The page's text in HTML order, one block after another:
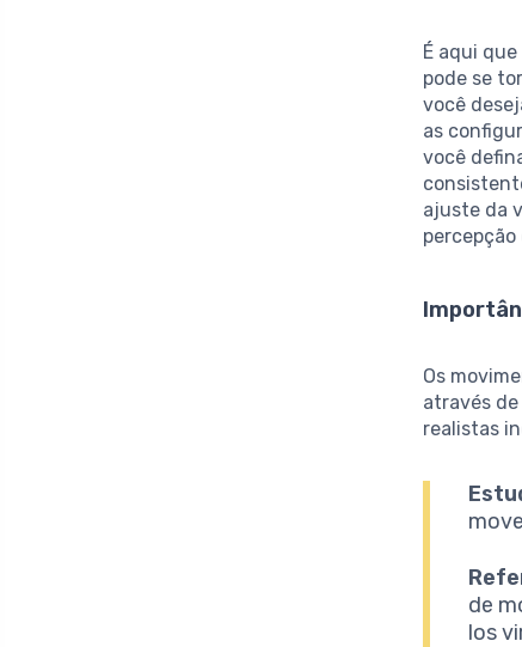
É aqui
pode se
você
as
você
ajuste da
Os
através
realistas
de
los